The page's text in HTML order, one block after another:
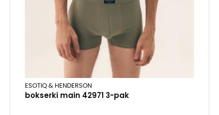
ESOTIQ & HENDERSON
bokserki main 42971 3-pak